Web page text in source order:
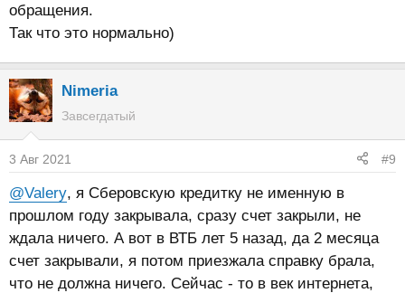
обращения.
Так что это нормально)
Nimeria
Завсегдатый
3 Авг 2021 #9
@Valery, я Сберовскую кредитку не именную в
прошлом году закрывала, сразу счет закрыли, не
ждала ничего. А вот в ВТБ лет 5 назад, да 2 месяца
счет закрывали, я потом приезжала справку брала,
что не должна ничего. Сейчас - то в век интернета,